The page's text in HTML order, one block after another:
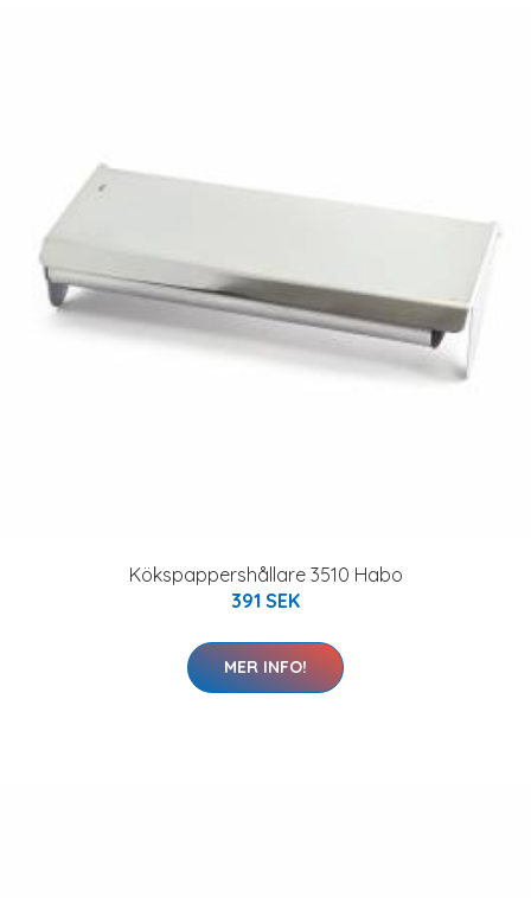
Kökspappershållare 3510 Habo
391 SEK
MER INFO!